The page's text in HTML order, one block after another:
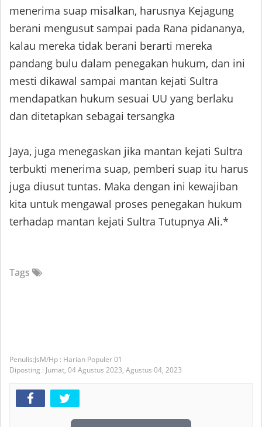
menerima suap misalkan, harusnya Kejagung
berani mengusut sampai pada Rana pidananya,
kalau mereka tidak berani berarti mereka
pandang bulu dalam penegakan hukum, dan ini
mesti dikawal sampai mantan kejati Sultra
mendapatkan hukum sesuai UU yang berlaku
dan ditetapkan sebagai tersangka
Jaya, juga menegaskan jika mantan kejati Sultra
terbukti menerima suap, pemberi suap itu harus
juga diusut tuntas. Maka dengan ini kewajiban
kita untuk mengawal proses penegakan hukum
terhadap mantan kejati Sultra Tutupnya Ali.*
Tags
JsM/Hp : Harian Populer 01
Diposting : Jumat, 04 Agustus 2023, Agustus 04, 2023